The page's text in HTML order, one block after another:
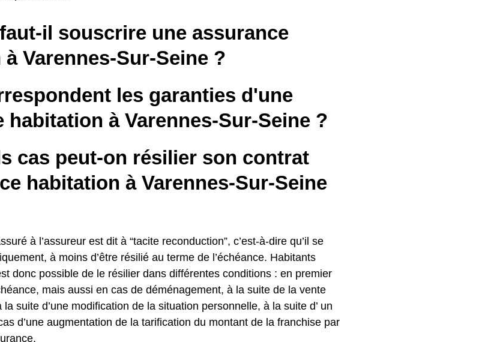
il souscrire une assurance
Varennes-Sur-Seine ?
les garanties d'une
habitation à Varennes-Sur-Seine ?
cas peut-on résilier son contrat
habitation à Varennes-Sur-Seine
à l’assureur est dit à “tacite reconduction”, c’est-à-dire qu’il se
à moins d’être résilié au terme de l’échéance. Habitants
donc possible de le résilier dans différentes conditions : en premier
mais aussi en cas de déménagement, à la suite de la vente
suite d’une modification de la situation personnelle, à la suite d’ un
d’une augmentation de la tarification du montant de la franchise par